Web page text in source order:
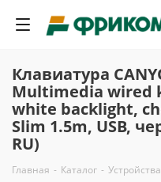
Клавиатура
Multimedia wired
white backlight,
Slim 1.5m, USB,
RU)
Главная - Каталог -